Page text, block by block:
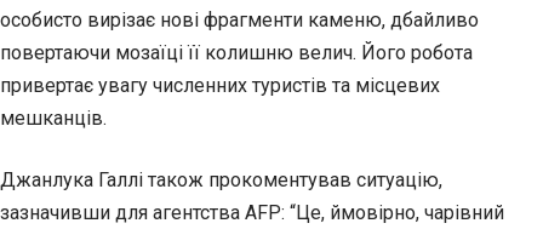
особисто вирізає нові фрагменти каменю, дбайливо
повертаючи мозаїці її колишню велич. Його робота
привертає увагу численних туристів та місцевих
мешканців.
Джанлука Галлі також прокоментував ситуацію,
зазначивши для агентства AFP: “Це, ймовірно, чарівний